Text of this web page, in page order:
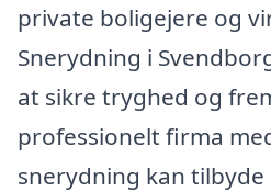
private boligejere og
Snerydning i
at sikre tryghed og
professionelt firma
snerydning kan